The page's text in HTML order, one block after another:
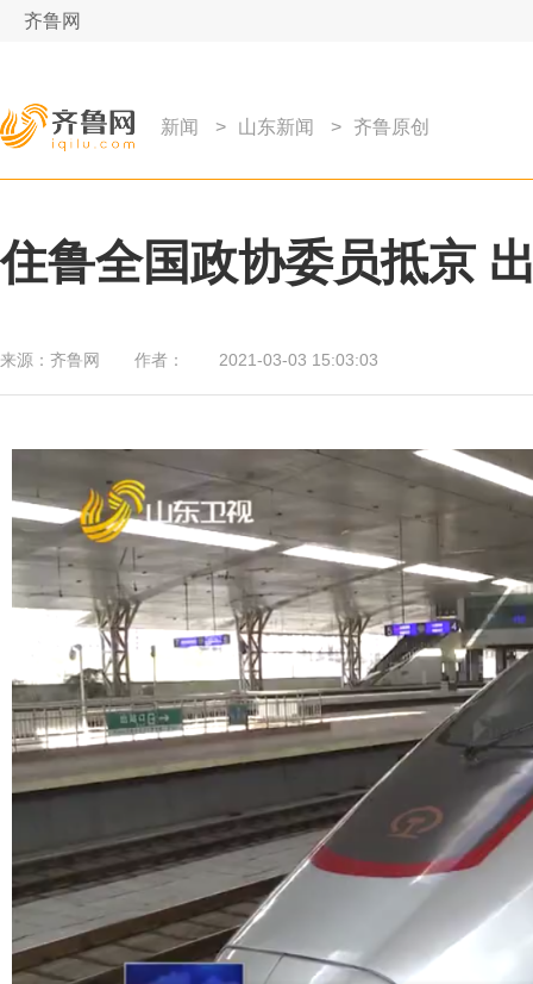
齐鲁网
新闻 > 山东新闻 > 齐鲁原创
住鲁全国政协委员抵京
来源： 齐鲁网 作者： 2021-03-03 15:03:03